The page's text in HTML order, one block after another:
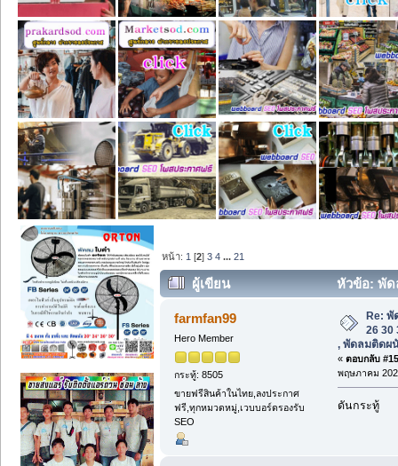
หน้า: 1 [2]3 4 ...21
ผู้เขียน
หัวข้อ: พัด
, พัดลมติดผนังอุตสาหกรรม (อ่าน
farmfan99
Hero Member
กระทู้: 8505
ขายฟรีสินค้าในไทย,ลงประกาศ
ฟรี,ทุกหมวดหมู่,เวบบอร์ดรองรับ
SEO
Re: พั
26 30
, พัดลมติดผ
« ตอบกลับ
พฤษภาคม
ดันกระทู้